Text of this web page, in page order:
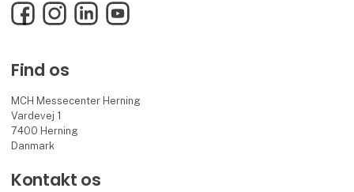
FacebookInstagramLinkedInYouTube
Find os
MCH Messecenter Herning
Vardevej 1
7400 Herning
Danmark
Kontakt os